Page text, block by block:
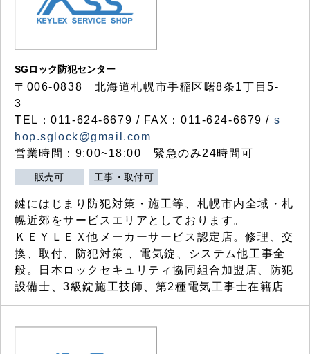
SGロック防犯センター
〒006-0838 北海道札幌市手稲区曙8条1丁目5-
3
TEL：011-624-6679 / FAX：011-624-6679 / s
hop.sglock@gmail.com
営業時間：9:00~18:00 緊急のみ24時間可
販売可 工事・取付可
鍵にはじまり防犯対策・施工等、札幌市内全域・札
幌近郊をサービスエリアとしております。
ＫＥＹＬＥＸ他メーカーサービス認定店。修理、交
換、取付、防犯対策 、電気錠、システム他工事全
般。日本ロックセキュリティ協同組合加盟店、防犯
設備士、3級錠施工技師、第2種電気工事士在籍店